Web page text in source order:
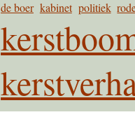
de boer kabinet politiek